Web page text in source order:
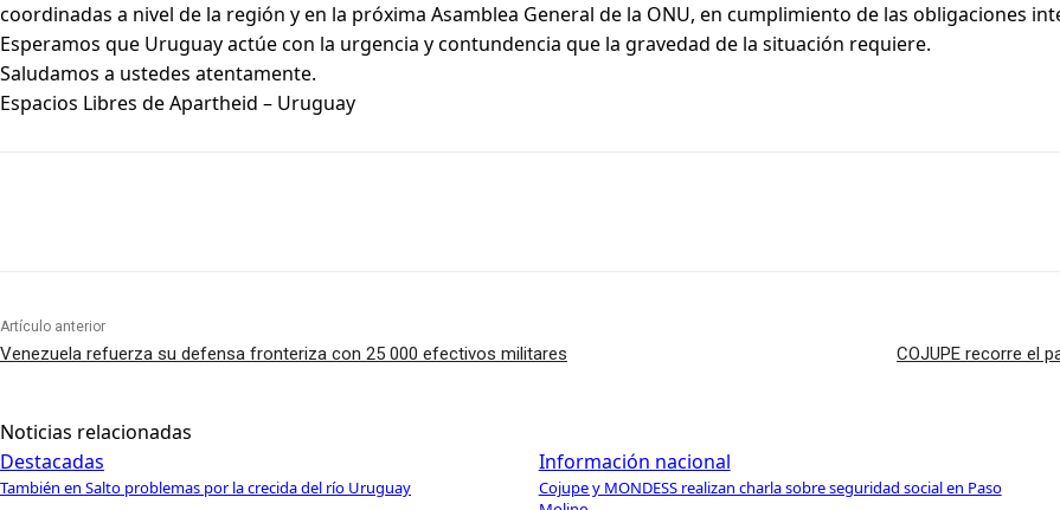
coordinadas a nivel de la región y en la próxima Asamblea General de la ONU, en cumplimiento de las obligaciones
Esperamos que Uruguay actúe con la urgencia y contundencia que la gravedad de la situación requiere.
Saludamos a ustedes atentamente.
Espacios Libres de Apartheid – Uruguay
Artículo anterior
Venezuela refuerza su defensa fronteriza con 25 000 efectivos militares COJUPE recorre el
Noticias relacionadas
Destacadas
También en Salto problemas por la crecida del río Uruguay
Información nacional
Cojupe y MONDESS realizan charla sobre seguridad social en Paso